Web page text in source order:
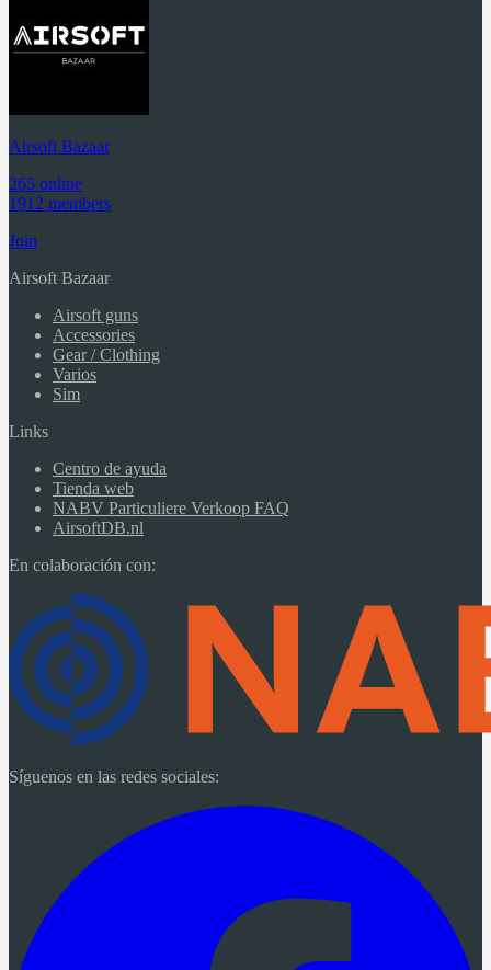
Airsoft Bazaar
265 online
1912 members
Join
Airsoft Bazaar
Airsoft guns
Accessories
Gear / Clothing
Varios
Sim
Links
Centro de ayuda
Tienda web
NABV Particuliere Verkoop FAQ
AirsoftDB.nl
En colaboración con:
Síguenos en las redes sociales: